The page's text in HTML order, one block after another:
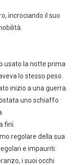
incrociando il suo
usato la notte prima
lo stesso peso.
inizio a una guerra.
uno schiaffo
finì.
regolare della sua
e impauriti.
i suoi occhi